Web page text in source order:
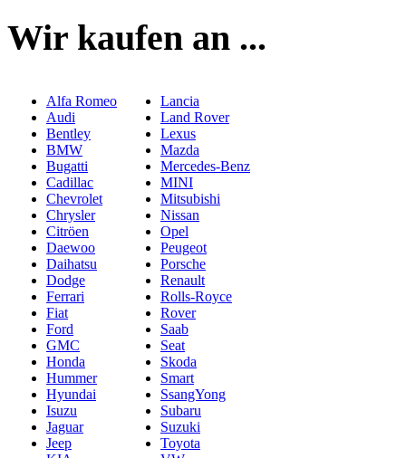
Wir kaufen an ...
Alfa Romeo
Audi
Bentley
BMW
Bugatti
Cadillac
Chevrolet
Chrysler
Citröen
Daewoo
Daihatsu
Dodge
Ferrari
Fiat
Ford
GMC
Honda
Hummer
Hyundai
Isuzu
Jaguar
Jeep
Lancia
Land Rover
Lexus
Mazda
Mercedes-Benz
MINI
Mitsubishi
Nissan
Opel
Peugeot
Porsche
Renault
Rolls-Royce
Rover
Saab
Seat
Skoda
Smart
SsangYong
Subaru
Suzuki
Toyota